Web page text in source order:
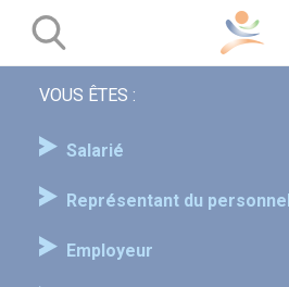
VOUS ÊTES :
Salarié
Représentant du personnel
Employeur
Panneau de gestion des cookies